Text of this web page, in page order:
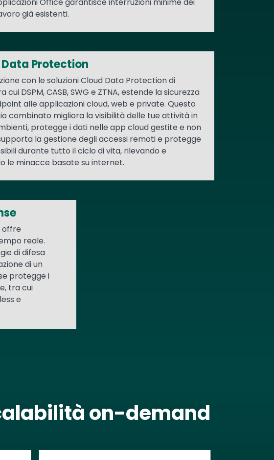
già esistenti.
Protection
con le soluzioni Cloud Data Protection di
cui DSPM, CASB, SWG e ZTNA, estende la sicurezza
alle applicazioni cloud, web e private. Questo
combinato migliora la visibilità delle tue attività in
protegge i dati nelle app cloud gestite e non
la gestione degli accessi remoti e protegge
durante tutto il ciclo di vita, rilevando e
le minacce basate su internet.
offre
reale.
di difesa
di un
protegge i
tra cui
e
on-demand